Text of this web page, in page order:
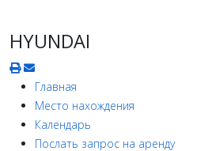
HYUNDAI
Главная
Место нахождения
Календарь
Послать запрос на аренду